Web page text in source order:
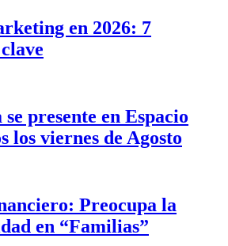
en 2026: 7
se presente en Espacio
los viernes de Agosto
Preocupa la
en “Familias”